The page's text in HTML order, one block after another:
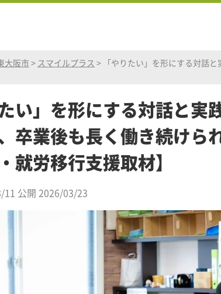
大阪市 > スマイルプラス >
「やりたい」を形にする対話
たい」を形にする対話と実
卒業後も長く働き続けら
就労移行支援取材】
11 公開 2026/03/23